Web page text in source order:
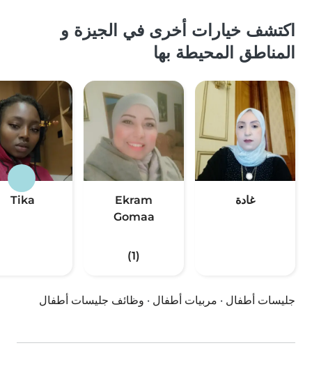
اكتشف خيارات أخرى في الجيزة و
المناطق المحيطة بها
غادة
Ekram
Gomaa
(1)
Tika
جليسات أطفال · مربيات أطفال · وظائف جليسات أطفال